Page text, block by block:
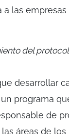
las
del
desarrollar
programa
de
áreas de